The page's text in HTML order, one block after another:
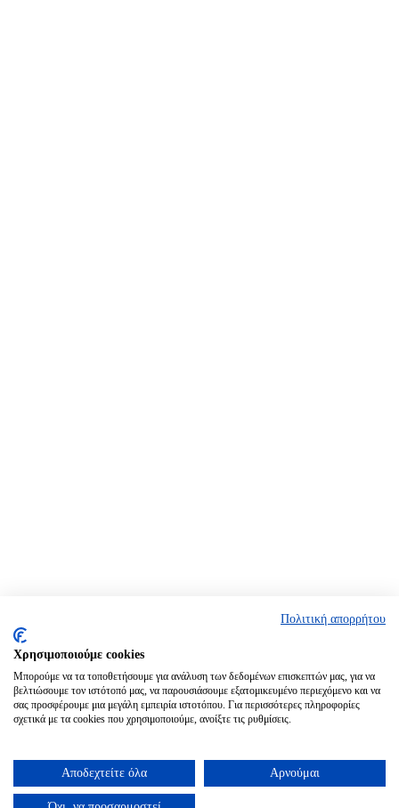
Πολιτική απορρήτου
Χρησιμοποιούμε cookies
Μπορούμε να τα τοποθετήσουμε για ανάλυση των δεδομένων επισκεπτών μας, για να
βελτιώσουμε τον ιστότοπό μας, να παρουσιάσουμε εξατομικευμένο περιεχόμενο και να
σας προσφέρουμε μια μεγάλη εμπειρία ιστοτόπου. Για περισσότερες πληροφορίες
σχετικά με τα cookies που χρησιμοποιούμε, ανοίξτε τις ρυθμίσεις.
Αποδεχτείτε όλα Αρνούμαι